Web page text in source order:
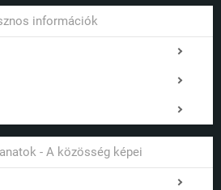
információk
- A közösség képei